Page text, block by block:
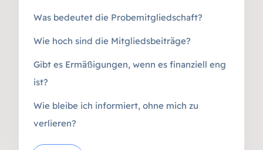
Was bedeutet die Probemitgliedschaft?
Wie hoch sind die Mitgliedsbeiträge?
Gibt es Ermäßigungen, wenn es finanziell eng
ist?
Wie bleibe ich informiert, ohne mich zu
verlieren?